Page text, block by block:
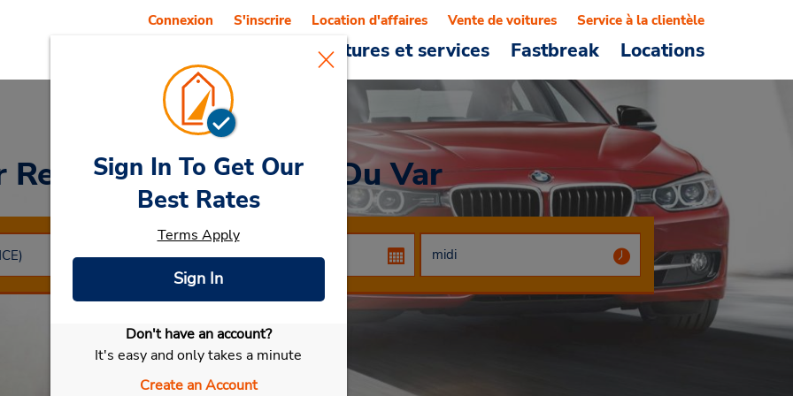
Voitures et services Fastbreak Locations
Connexion S'inscrire Location d'affaires Vente de voitures Service à la clientèle
RentalSaint Laurent Du Var
Sélectionner ma voiture
Sign In To Get Our
Best Rates
Terms Apply
Sign In
Don't have an account?
It's easy and only takes a minute
Create an Account